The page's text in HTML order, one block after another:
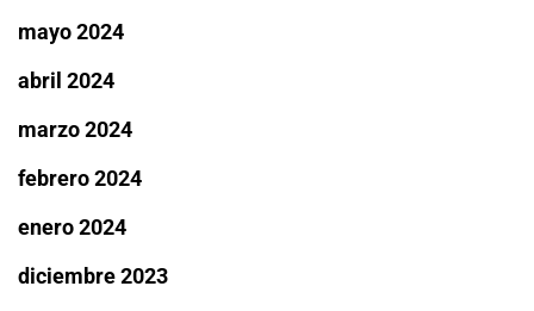
mayo 2024
abril 2024
marzo 2024
febrero 2024
enero 2024
diciembre 2023